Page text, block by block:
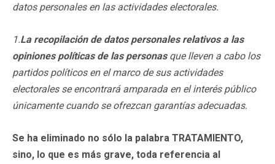
datos personales en las actividades electorales.
1.La recopilación de datos personales relativos a las
opiniones políticas de las personas que lleven a cabo los
partidos políticos en el marco de sus actividades
electorales se encontrará amparada en el interés público
únicamente cuando se ofrezcan garantías adecuadas.
Se ha eliminado no sólo la palabra TRATAMIENTO,
sino, lo que es más grave, toda referencia al